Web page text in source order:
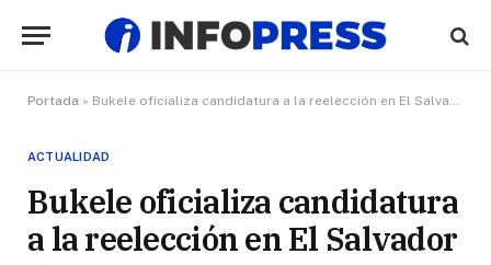
Portada » Bukele oficializa candidatura a la reelección en El Salvador
ACTUALIDAD
Bukele oficializa candidatura
a la reelección en El Salvador